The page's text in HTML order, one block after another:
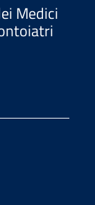
Medici